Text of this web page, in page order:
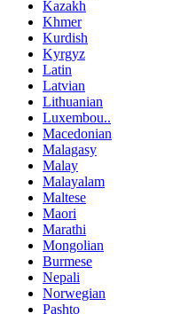
Kazakh
Khmer
Kurdish
Kyrgyz
Latin
Latvian
Lithuanian
Luxembou..
Macedonian
Malagasy
Malay
Malayalam
Maltese
Maori
Marathi
Mongolian
Burmese
Nepali
Norwegian
Pashto